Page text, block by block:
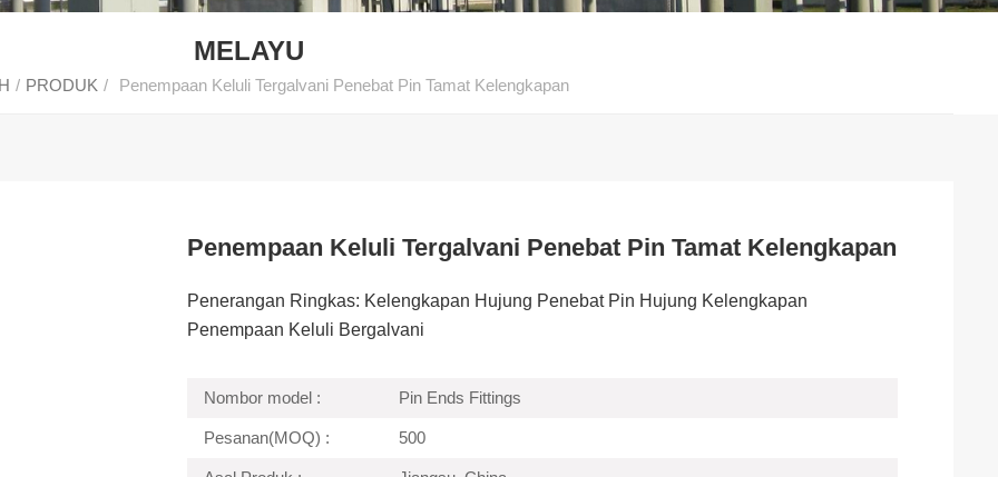
MELAYU
/ PRODUK / Penempaan Keluli Tergalvani Penebat Pin Tamat Kelengkapan
Penempaan Keluli Tergalvani Penebat Pin Tamat Kelengkapan
Penerangan Ringkas: Kelengkapan Hujung Penebat Pin Hujung Kelengkapan
Penempaan Keluli Bergalvani
Nombor model : Pin Ends Fittings
Pesanan(MOQ) : 500